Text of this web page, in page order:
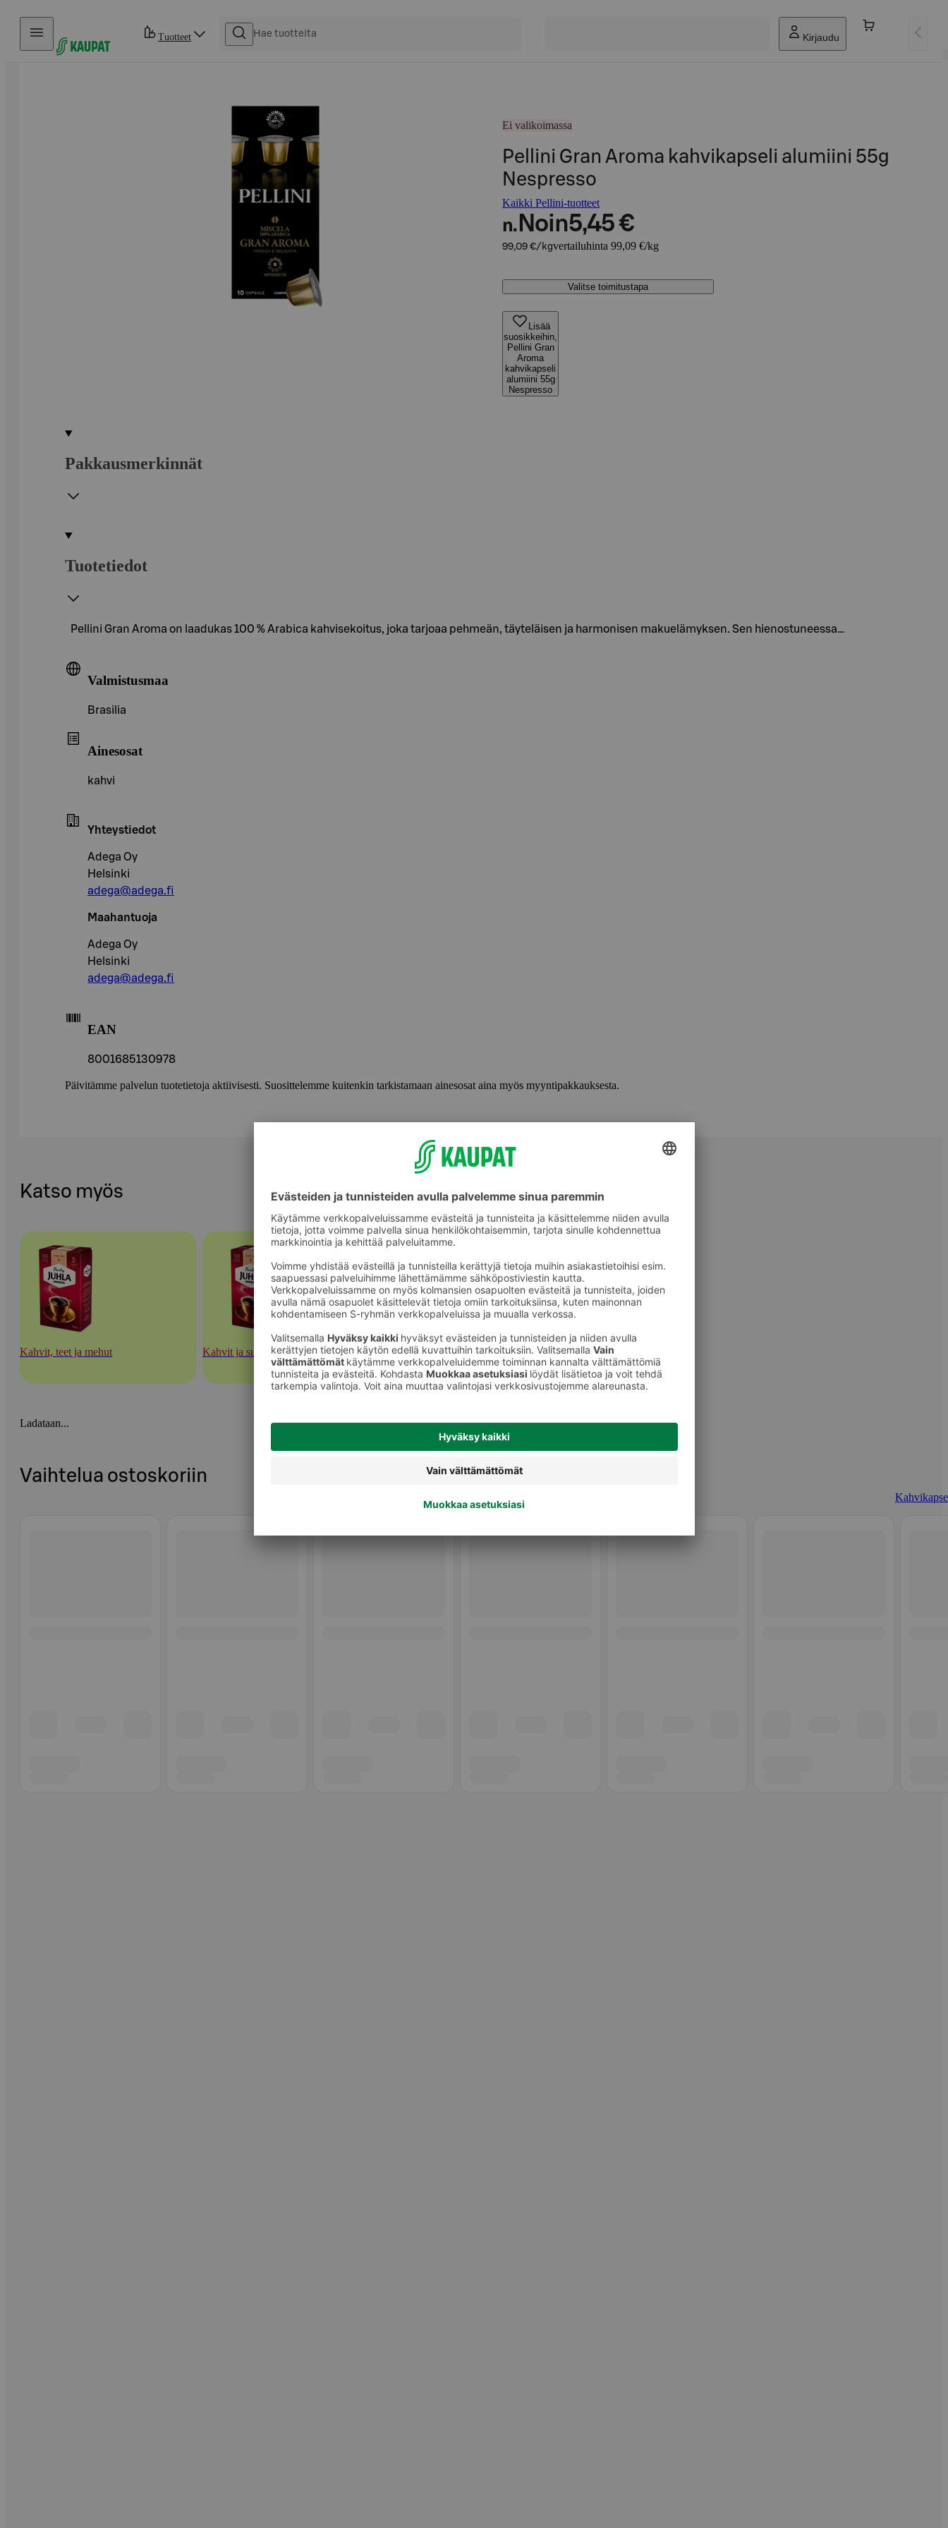
Hyppää sisältöön
Tuotteet Kirjaudu
Ei valikoimassa
Pellini Gran Aroma kahvikapseli alumiini 55g
Nespresso
Kaikki Pellini-tuotteet
n. Noin5,45 €
99,09 €/kgvertailuhinta 99,09 €/kg
Valitse toimitustapa
Lisää
suosikkeihin,
Pellini Gran
Aroma
kahvikapseli
alumiini 55g
Nespresso
Pakkausmerkinnät
Tuotetiedot
Pellini Gran Aroma on laadukas 100 % Arabica kahvisekoitus, joka tarjoaa pehmeän, täyteläisen ja harmonisen makuelämyksen. Sen hienostuneessa…
Valmistusmaa
Brasilia
Ainesosat
kahvi
Yhteystiedot
Adega Oy
Helsinki
adega@adega.fi
Maahantuoja
Adega Oy
Helsinki
adega@adega.fi
EAN
8001685130978
Päivitämme palvelun tuotetietoja aktiivisesti. Suosittelemme kuitenkin tarkistamaan ainesosat aina myös myyntipakkauksesta.
Katso myös
Kahvit, teet ja mehut Kahvit ja suodatinpaperit Kahvikapselit
Ladataan...
Vaihtelua ostoskoriin